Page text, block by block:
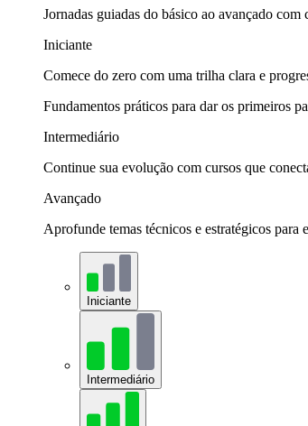
Jornadas guiadas do básico ao avançado
Iniciante
Comece do zero com uma trilha clara e
Fundamentos práticos para dar os primeiros
Intermediário
Continue sua evolução com cursos que
Avançado
Aprofunde temas técnicos e estratégicos
Iniciante
Intermediário